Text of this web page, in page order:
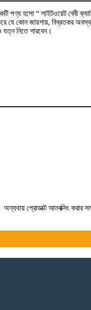
পণ্য হলো “ লাইটওয়েট বেবী
যে কোন জায়গায়, বিব্রতকর
যত্ন নিতে পারবেন।
অন্যথায় প্রোডাক্ট আনবক্সিং